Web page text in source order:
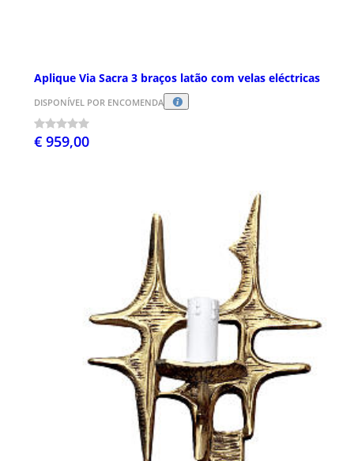
Aplique Via Sacra 3 braços latão com velas eléctricas
DISPONÍVEL POR ENCOMENDA
€ 959,00